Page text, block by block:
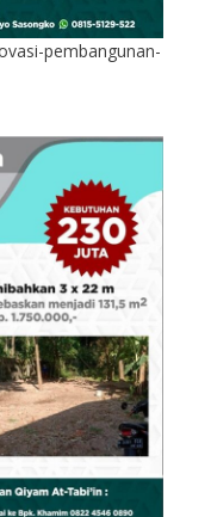
pembangunan-